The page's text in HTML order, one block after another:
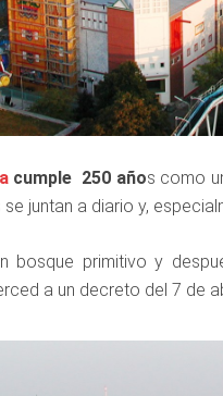
cumple 250 años como
juntan a diario y,
bosque primitivo y
a un decreto del 7 de